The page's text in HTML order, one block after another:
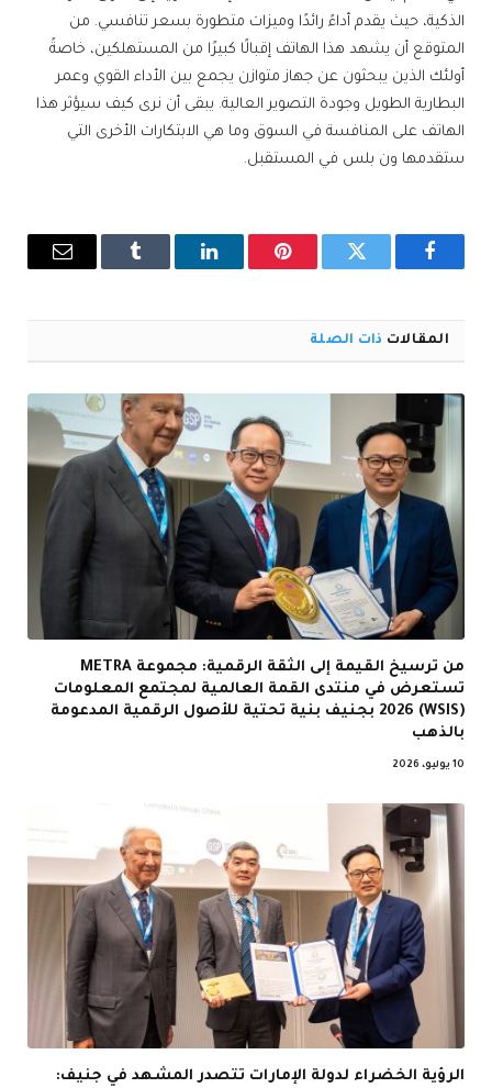
الذكية، حيث يقدم أداءً رائدًا وميزات متطورة بسعر تنافسي. من
المتوقع أن يشهد هذا الهاتف إقبالًا كبيرًا من المستهلكين، خاصةً
أولئك الذين يبحثون عن جهاز متوازن يجمع بين الأداء القوي وعمر
البطارية الطويل وجودة التصوير العالية. يبقى أن نرى كيف سيؤثر هذا
الهاتف على المنافسة في السوق وما هي الابتكارات الأخرى التي
ستقدمها ون بلس في المستقبل.
فيسبوك تويتر بينتيريستلينكدإن Tumblr
البريد
المقالات ذات الصلة
من ترسيخ القيمة إلى الثقة الرقمية: مجموعة METRA
تستعرض في منتدى القمة العالمية لمجتمع المعلومات
(WSIS) 2026 بجنيف بنية تحتية للأصول الرقمية المدعومة
بالذهب
10 يوليو، 2026
الرؤية الخضراء لدولة الإمارات تتصدر المشهد في جنيف: